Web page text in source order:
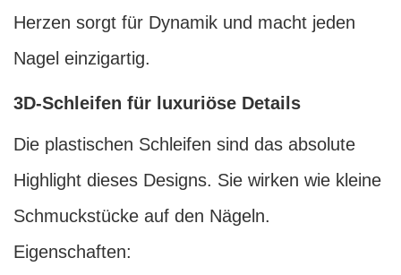
Herzen sorgt für Dynamik und macht jeden
Nagel einzigartig.
3D-Schleifen für luxuriöse Details
Die plastischen Schleifen sind das absolute
Highlight dieses Designs. Sie wirken wie kleine
Schmuckstücke auf den Nägeln.
Eigenschaften: